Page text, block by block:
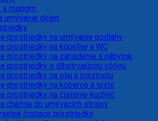
s mopom
umývanie okien
prostriedky na umývanie podlahy
prostriedky na kúpeľne a WC
prostriedky na zariadenie a nábytok
prostriedky s dlhotrvajúcou vôňou
prostriedky na olej a mastnotu
prostriedky na koberce a textil
prostriedky na čistenie kuchýň
chémia do umývacích strojov
čistiace prostriedky